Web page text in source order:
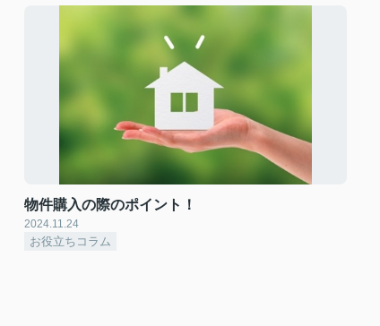
物件購入の際のポイント！
2024.11.24
お役立ちコラム